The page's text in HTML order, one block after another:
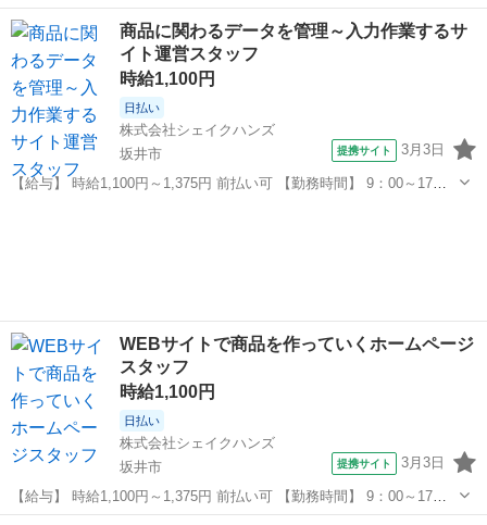
補助 診療情報の入力、データ抽出及び帳票作成等 医療事務資格が無
資格でも未経験でも勤務可 パソコン関連の資格必要（MOS サーテ
ィファイ等） 医療事務経験あ...
福井 福井市 福井口駅 その他
商品に関わるデータを管理～入力作業するサ
イト運営スタッフ
時給1,100円
日払い
株式会社シェイクハンズ
坂井市
提携サイト 3月3日
【給与】 時給1,100円～1,375円 前払い可 【勤務時間】 9：00～17：
WEBサイトで商品を作っていくホームページ
スタッフ
時給1,100円
日払い
株式会社シェイクハンズ
坂井市
提携サイト 3月3日
【給与】 時給1,100円～1,375円 前払い可 【勤務時間】 9：00～17：
30 【休日】 完全土日祝お休み 【お仕事内容】 ＼詳しく知りたい／